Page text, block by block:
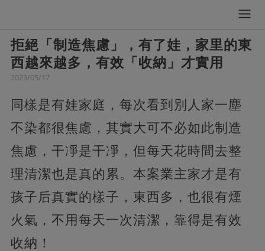
拒絕「制造焦慮」，有了娃，家里的東
西越來越多，有效「收納」才實用
2023/05/17
同樣是有娃家庭，每次看到別人家一塵
不染都很焦慮，其實大可不必如此制造
焦慮，干凈是干凈，但每天花時間去整
理清潔也是真的累。本案業主家才是有
孩子后真實的樣子，東西多，也很有煙
火氣，不用每天一次清潔，靠得是有效
收納！